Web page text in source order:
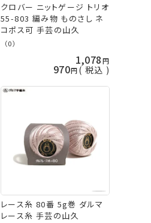
クロバー ニットゲージ トリオ
55-803 編み物 ものさし ネ
コポス可 手芸の山久
（0）
1,078
970 税込
レース糸 80番 5g巻 ダルマ
レース糸 手芸の山久